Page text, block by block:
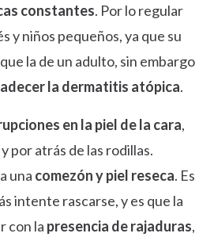
constantes. Por lo regular
y niños pequeños, ya que su
la de un adulto, sin embargo
la dermatitis atópica.
en la piel de la cara,
y por atrás de las rodillas.
una comezón y piel reseca. Es
intente rascarse, y es que la
con la presencia de rajaduras,